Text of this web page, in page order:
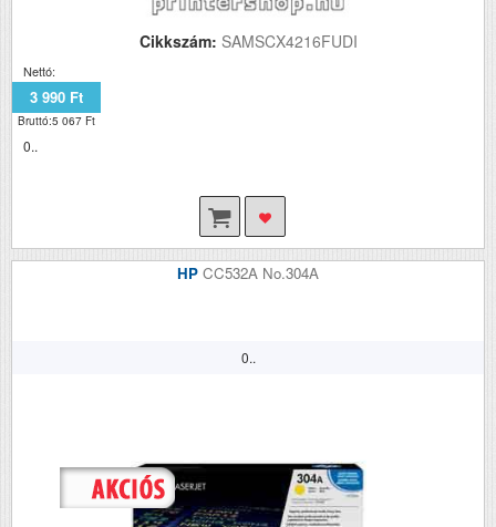
Cikkszám: SAMSCX4216FUDI
Nettó:
3 990 Ft
Bruttó:5 067 Ft
0..
HP CC532A No.304A
0..